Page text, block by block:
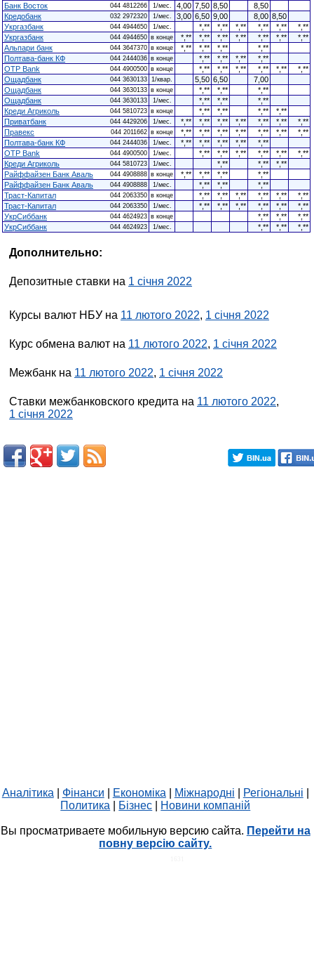
Банк Восток
044 4812266 1/мес. 4,00 7,50 8,50
8,50
Кредобанк
032 2972320 1/мес. 3,00 6,50 9,00 8,00 8,50
Укргазбанк
044 4944650 1/мес. *,** *,** *,** *,** *,**
*,**
Укргазбанк
044 4944650 в конце *,** *,** *,** *,** *,** *,**
*,**
Альпари банк
044 3647370 в конце *,** *,** *,**
*,**
Полтава-банк КФ
044 2444036 в конце *,** *,** *,**
*,**
OTP Bank
044 4900500 в конце *,** *,** *,** *,** *,**
*,**
Ощадбанк
044 3630133 1/квар. 5,50 6,50
7,00
Ощадбанк
044 3630133 в конце *,** *,**
*,**
Ощадбанк
044 3630133 1/мес. *,** *,**
*,**
Креди Агриколь
044 5810723 в конце *,** *,** *,**
*,**
Приватбанк
044 4429206 1/мес. *,** *,** *,** *,** *,** *,**
*,**
Правекс
044 2011662 в конце *,** *,** *,** *,** *,** *,**
*,**
Полтава-банк КФ
044 2444036 1/мес. *,** *,** *,** *,**
*,**
OTP Bank
044 4900500 1/мес. *,** *,** *,** *,** *,**
*,**
Креди Агриколь
044 5810723 1/мес. *,** *,**
*,**
Райффайзен Банк Аваль
044 4908888 в конце *,** *,** *,**
*,**
Райффайзен Банк Аваль
044 4908888 1/мес. *,** *,**
*,**
Траст-Капитал
044 2063350 в конце *,** *,** *,** *,** *,**
*,**
Траст-Капитал
044 2063350 1/мес. *,** *,** *,** *,** *,**
*,**
УкрСиббанк
044 4624923 в конце *,** *,**
*,**
УкрСиббанк
044 4624923 1/мес. *,** *,** *,**
Дополнительно:
Депозитные ставки на 1 січня 2022
Курсы валют НБУ на 11 лютого 2022, 1 січня 2022
Курс обмена валют на 11 лютого 2022, 1 січня 2022
Межбанк на 11 лютого 2022, 1 січня 2022
Ставки межбанковского кредита на 11 лютого 2022,
1 січня 2022
Аналітика Фінанси Економіка Міжнародні Регіональні
Политика
Бізнес Новини компаній
Вы просматриваете мобильную версию сайта. Перейти на
повну версію сайту.